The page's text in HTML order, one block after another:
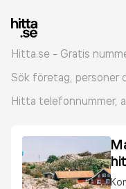
Hitta.se - Gratis
Sök företag, personer
Hitta telefonnummer,